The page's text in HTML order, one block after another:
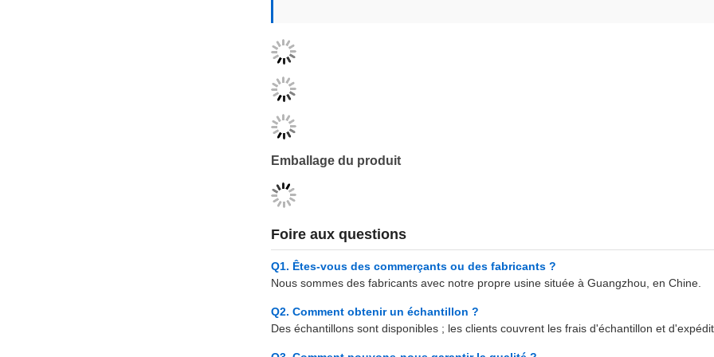
Emballage du produit
Foire aux questions
Q1. Êtes-vous des commerçants ou des fabricants ?
Nous sommes des fabricants avec notre propre usine située à Guangzhou, en Chine.
Q2. Comment obtenir un échantillon ?
Des échantillons sont disponibles ; les clients couvrent les frais d'échantillon et